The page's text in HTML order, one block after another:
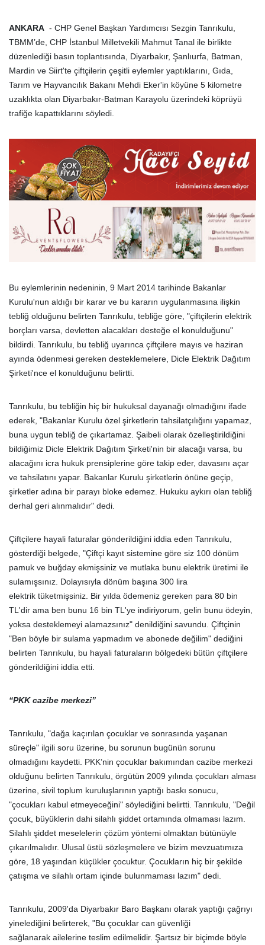
ANKARA - CHP Genel Başkan Yardımcısı Sezgin Tanrıkulu,
TBMM’de, CHP İstanbul Milletvekili Mahmut Tanal ile birlikte
düzenlediği basın toplantısında, Diyarbakır, Şanlıurfa, Batman,
Mardin ve Siirt'te çiftçilerin çeşitli eylemler yaptıklarını, Gıda,
Tarım ve Hayvancılık Bakanı Mehdi Eker'in köyüne 5 kilometre
uzaklıkta olan Diyarbakır-Batman Karayolu üzerindeki köprüyü
trafiğe kapattıklarını söyledi.
Bu eylemlerinin nedeninin, 9 Mart 2014 tarihinde Bakanlar
Kurulu'nun aldığı bir karar ve bu kararın uygulanmasına ilişkin
tebliğ olduğunu belirten Tanrıkulu, tebliğe göre, "çiftçilerin elektrik
borçları varsa, devletten alacakları desteğe el konulduğunu"
bildirdi. Tanrıkulu, bu tebliğ uyarınca çiftçilere mayıs ve haziran
ayında ödenmesi gereken desteklemelere, Dicle Elektrik Dağıtım
Şirketi'nce el konulduğunu belirtti.
Tanrıkulu, bu tebliğin hiç bir hukuksal dayanağı olmadığını ifade
ederek, "Bakanlar Kurulu özel şirketlerin tahsilatçılığını yapamaz,
buna uygun tebliğ de çıkartamaz. Şaibeli olarak özelleştirildiğini
bildiğimiz Dicle Elektrik Dağıtım Şirketi'nin bir alacağı varsa, bu
alacağını icra hukuk prensiplerine göre takip eder, davasını açar
ve tahsilatını yapar. Bakanlar Kurulu şirketlerin önüne geçip,
şirketler adına bir parayı bloke edemez. Hukuku aykırı olan tebliğ
derhal geri alınmalıdır" dedi.
Çiftçilere hayali faturalar gönderildiğini iddia eden Tanrıkulu,
gösterdiği belgede, "Çiftçi kayıt sistemine göre siz 100 dönüm
pamuk ve buğday ekmişsiniz ve mutlaka bunu elektrik üretimi ile
sulamışsınız. Dolayısıyla dönüm başına 300 lira
elektrik tüketmişsiniz. Bir yılda ödemeniz gereken para 80 bin
TL'dir ama ben bunu 16 bin TL'ye indiriyorum, gelin bunu ödeyin,
yoksa desteklemeyi alamazsınız" denildiğini savundu. Çiftçinin
"Ben böyle bir sulama yapmadım ve abonede değilim" dediğini
belirten Tanrıkulu, bu hayali faturaların bölgedeki bütün çiftçilere
gönderildiğini iddia etti.
“PKK cazibe merkezi”
Tanrıkulu, "dağa kaçırılan çocuklar ve sonrasında yaşanan
süreçle" ilgili soru üzerine, bu sorunun bugünün sorunu
olmadığını kaydetti. PKK’nin çocuklar bakımından cazibe merkezi
olduğunu belirten Tanrıkulu, örgütün 2009 yılında çocukları alması
üzerine, sivil toplum kuruluşlarının yaptığı baskı sonucu,
"çocukları kabul etmeyeceğini" söylediğini belirtti. Tanrıkulu, "Değil
çocuk, büyüklerin dahi silahlı şiddet ortamında olmaması lazım.
Silahlı şiddet meselelerin çözüm yöntemi olmaktan bütünüyle
çıkarılmalıdır. Ulusal üstü sözleşmelere ve bizim mevzuatımıza
göre, 18 yaşından küçükler çocuktur. Çocukların hiç bir şekilde
çatışma ve silahlı ortam içinde bulunmaması lazım" dedi.
Tanrıkulu, 2009'da Diyarbakır Baro Başkanı olarak yaptığı çağrıyı
yinelediğini belirterek, "Bu çocuklar can güvenliği
sağlanarak ailelerine teslim edilmelidir. Şartsız bir biçimde böyle